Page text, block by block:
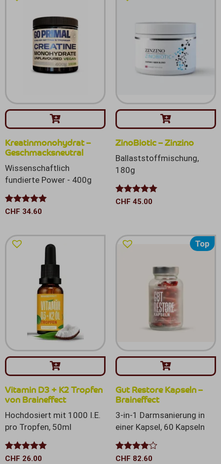
Kreatinmonohydrat –
Geschmacksneutral
CHF 34.60
Wissenschaftlich
fundierte Power - 400g
Bewertet mit
ZinoBiotic – Zinzino
CHF 45.00
Ballaststoffmischung,
180g
Bewertet mit
Vitamin D3 + K2 Tropfen
von Braineffect
CHF 26.00
Hochdosiert mit 1000 I.E.
pro Tropfen, 50ml
Bewertet mit
Top
Gut Restore Kapseln –
Braineffect
CHF 82.60
3-in-1 Darmsanierung in
einer Kapsel, 60 Kapseln
Bewertet